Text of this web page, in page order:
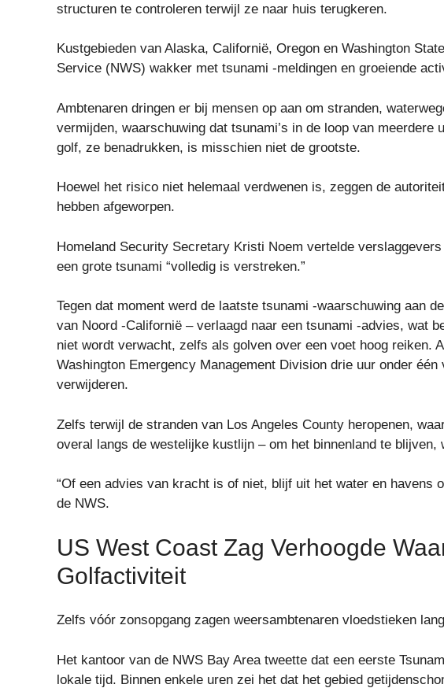
structuren te controleren terwijl ze naar huis terugkeren.
Kustgebieden van Alaska, Californië, Oregon en Washington
Service (NWS) wakker met tsunami -meldingen en groeiende
Ambtenaren dringen er bij mensen op aan om stranden,
vermijden, waarschuwing dat tsunami’s in de loop van meerdere
golf, ze benadrukken, is misschien niet de grootste.
Hoewel het risico niet helemaal verdwenen is, zeggen de
hebben afgeworpen.
Homeland Security Secretary Kristi Noem vertelde
een grote tsunami “volledig is verstreken.”
Tegen dat moment werd de laatste tsunami -waarschuwing aan
van Noord -Californië – verlaagd naar een tsunami -advies, wat
niet wordt verwacht, zelfs als golven over een voet hoog reiken.
Washington Emergency Management Division drie uur onder
verwijderen.
Zelfs terwijl de stranden van Los Angeles County heropenen,
overal langs de westelijke kustlijn – om het binnenland te blijven,
“Of een advies van kracht is of niet, blijf uit het water en havens
de NWS.
US West Coast Zag Verhoogde
Golfactiviteit
Zelfs vóór zonsopgang zagen weersambtenaren vloedstieken
Het kantoor van de NWS Bay Area tweette dat een eerste
lokale tijd. Binnen enkele uren zei het dat het gebied